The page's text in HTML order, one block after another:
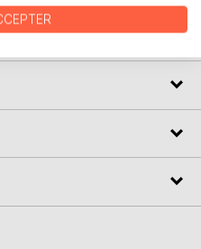
du registre BB54